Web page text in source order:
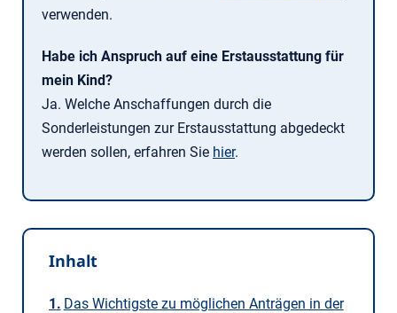
verwenden.
Habe ich Anspruch auf eine Erstausstattung für
mein Kind?
Ja. Welche Anschaffungen durch die
Sonderleistungen zur Erstausstattung abgedeckt
werden sollen, erfahren Sie hier.
Inhalt
Das Wichtigste zu möglichen Anträgen in der